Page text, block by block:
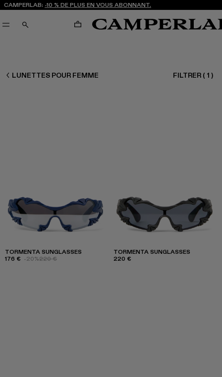
CAMPERLAB: -10 % DE PLUS EN VOUS ABONNANT.
RECHERCHE PANIER
FEMME ACCESSOIRES
LUNETTES POUR FEMME FILTRER ( 1 )
TORMENTA SUNGLASSES
176 € -20%220 €
TORMENTA SUNGLASSES
220 €